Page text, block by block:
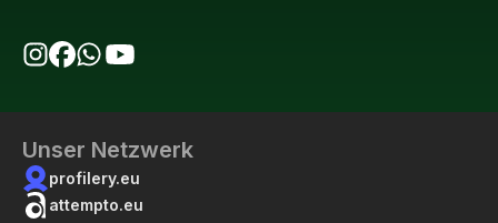
Unser Netzwerk
profilery.eu
attempto.eu